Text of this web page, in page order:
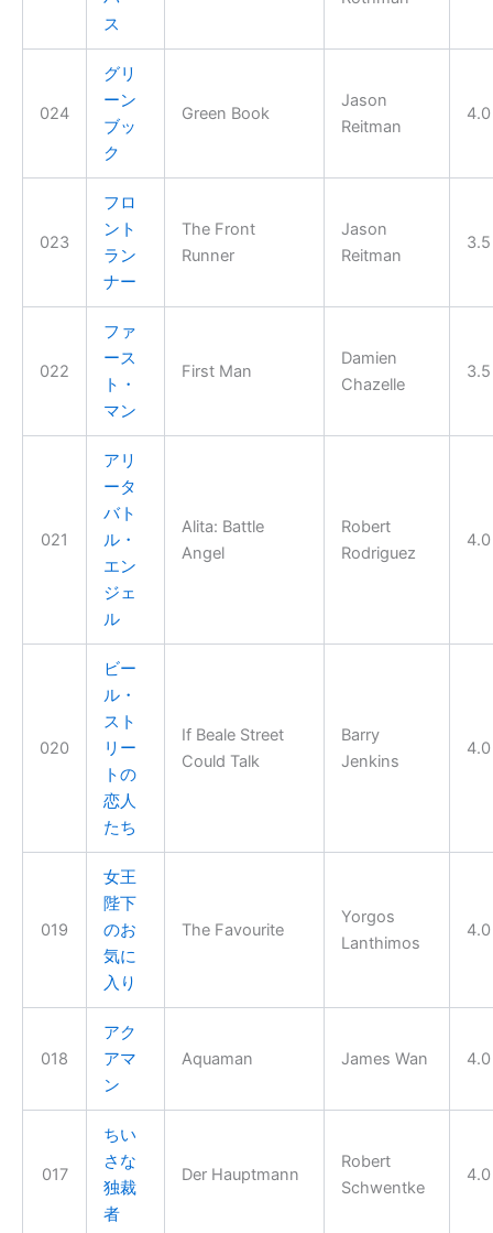
ス
024
グリ
ーン
ブッ
ク
Green Book
Jason
Reitman
4.0
023
フロ
ント
ラン
ナー
The Front
Runner
Jason
Reitman
3.5
022
ファ
ース
ト・
マン
First Man
Damien
Chazelle
3.5
021
アリ
ータ
バト
ル・
エン
ジェ
ル
Alita: Battle
Angel
Robert
Rodriguez
4.0
020
ビー
ル・
スト
リー
トの
恋人
たち
If Beale Street
Could Talk
Barry
Jenkins
4.0
019
女王
陛下
のお
気に
入り
The Favourite
Yorgos
Lanthimos
4.0
018
アク
アマ
ン
Aquaman James Wan 4.0
017
ちい
さな
独裁
者
Der Hauptmann
Robert
Schwentke
4.0